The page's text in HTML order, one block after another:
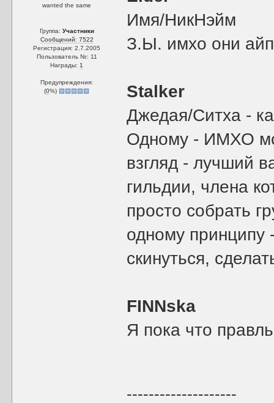
wanted the same
Группа: Участники
Сообщений: 7522
Регистрация: 2.7.2005
Пользователь №: 11
Награды: 1
Предупреждения:
(0%)
Имя/НикНэйм
З.Ы. имхо они
Stalker
Джедая/Ситха -
Одному - ИМХО
взгляд - лучший
гильдии, члена
просто собрать
одному принципу
скинуться,
FINNska
Я пока что
--------------------